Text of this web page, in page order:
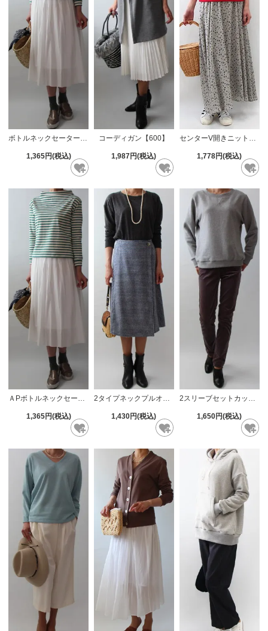
1,365円(税込)
コーディガン【600】
1,987円(税込) 1,778円(税込)
1,365円(税込) 1,430円(税込) 1,650円(税込)